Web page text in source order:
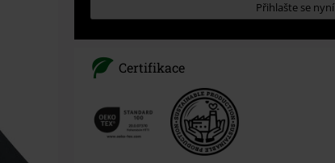
Přihlašte se nyní
Certifikace